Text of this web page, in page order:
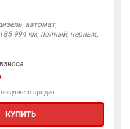
автомат,
994 км, полный, черный,
в кредит
КУПИТЬ